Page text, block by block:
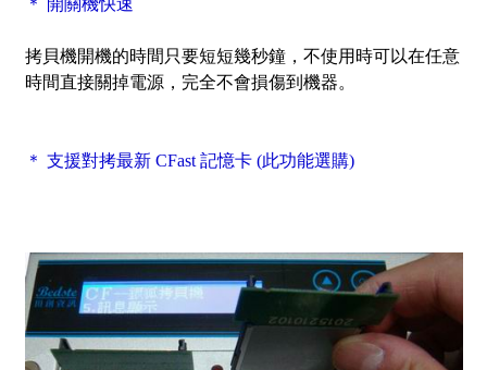
拷貝機開機的時間只要短短幾秒鐘，不使用時可以在任意
時間直接關掉電源，完全不會損傷到機器。
＊ 支援對拷最新 CFast 記憶卡 (此功能選購)